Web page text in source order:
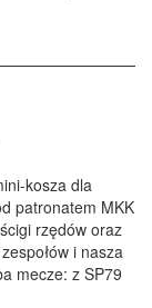
kosza dla
patronatem MKK
rzędów oraz
i nasza
mecze: z SP79